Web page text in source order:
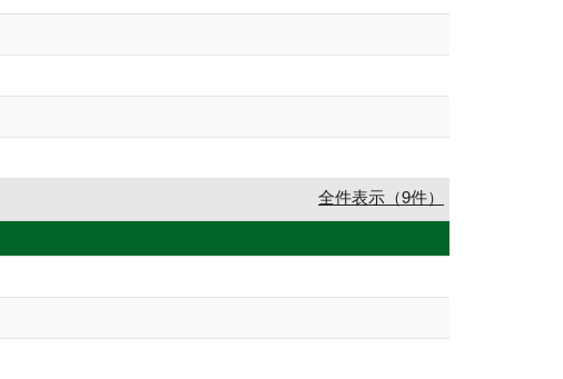
全件表示（9件）